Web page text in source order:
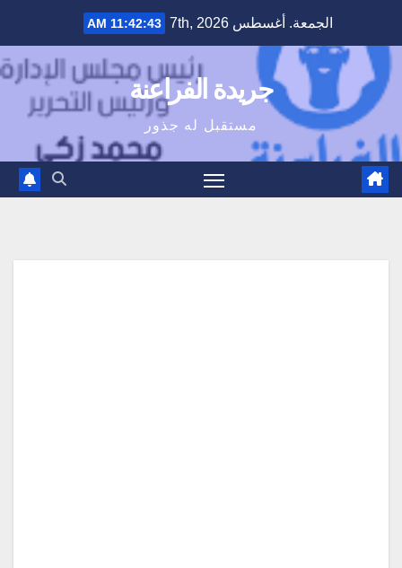
content
الجمعة. أغسطس 7th, 2026 11:42:44 AM
جريدة الفراعنة
مستقبل له جذور